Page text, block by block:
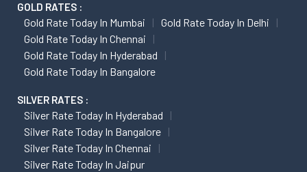
GOLD RATES :
Gold Rate Today In Mumbai
Gold Rate Today In Delhi
Gold Rate Today In Chennai
Gold Rate Today In Hyderabad
Gold Rate Today In Bangalore
SILVER RATES :
Silver Rate Today In Hyderabad
Silver Rate Today In Bangalore
Silver Rate Today In Chennai
Silver Rate Today In Jaipur